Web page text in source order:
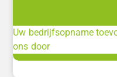
Uw bedrijfsopname
ons door